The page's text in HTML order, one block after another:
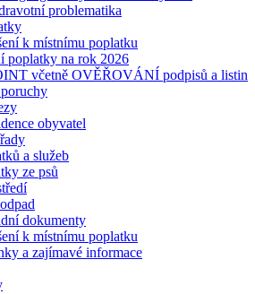
problematika
k místnímu poplatku
poplatky na rok 2026
včetně OVĚŘOVÁNÍ podpisů a listin
obyvatel
a služeb
ze psů
dokumenty
k místnímu poplatku
a zajímavé informace